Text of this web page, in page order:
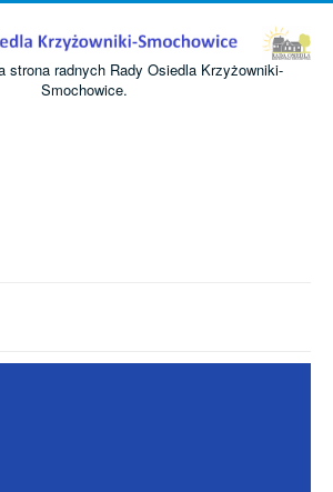
strona radnych Rady Osiedla Krzyżowniki-
Smochowice.